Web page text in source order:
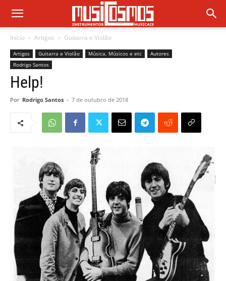
Início Artigos Guitarra e Violão
Artigos Guitarra e Violão Música, Músicos e etc
Autores
Rodrigo Santos
Help!
Por Rodrigo Santos - 7 de outubro de 2018